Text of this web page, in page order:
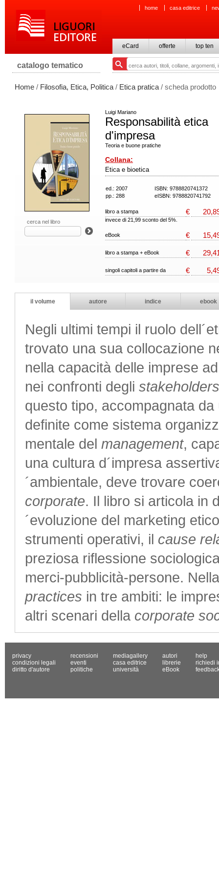
home casa editrice
eCard offerte top ten
catalogo tematico
Home / Filosofia, Etica, Politica / Etica pratica / scheda prodotto
cerca nel libro
Luigi Mariano
Responsabilità etica
d'impresa
Teoria e buone pratiche
Collana:
Etica e bioetica
ed.: 2007
ISBN: 9788820741372
pp.: 288
eISBN: 9788820741792
libro a stampa €
invece di 21,99 sconto del 5%.
eBook €
libro a stampa + eBook €
singoli capitoli a partire da €
il volume autore indice ebook
Negli ultimi tempi il ruolo
trovato una sua collocazione
nella capacità delle imprese
nei confronti degli stakeholders
questo tipo, accompagnata
definite come sistema
mentale del management,
una cultura d´impresa
´ambientale, deve trovare
corporate. Il libro si articola in
´evoluzione del marketing
strumenti operativi, il cause
preziosa riflessione
merci-pubblicità-persone.
practices in tre ambiti: le
altri scenari della corporate
privacy
condizioni legali
diritto d'autore
recensioni
eventi
politiche
mediagallery
casa editrice
università
autori
librerie
eBook
help
richiedi